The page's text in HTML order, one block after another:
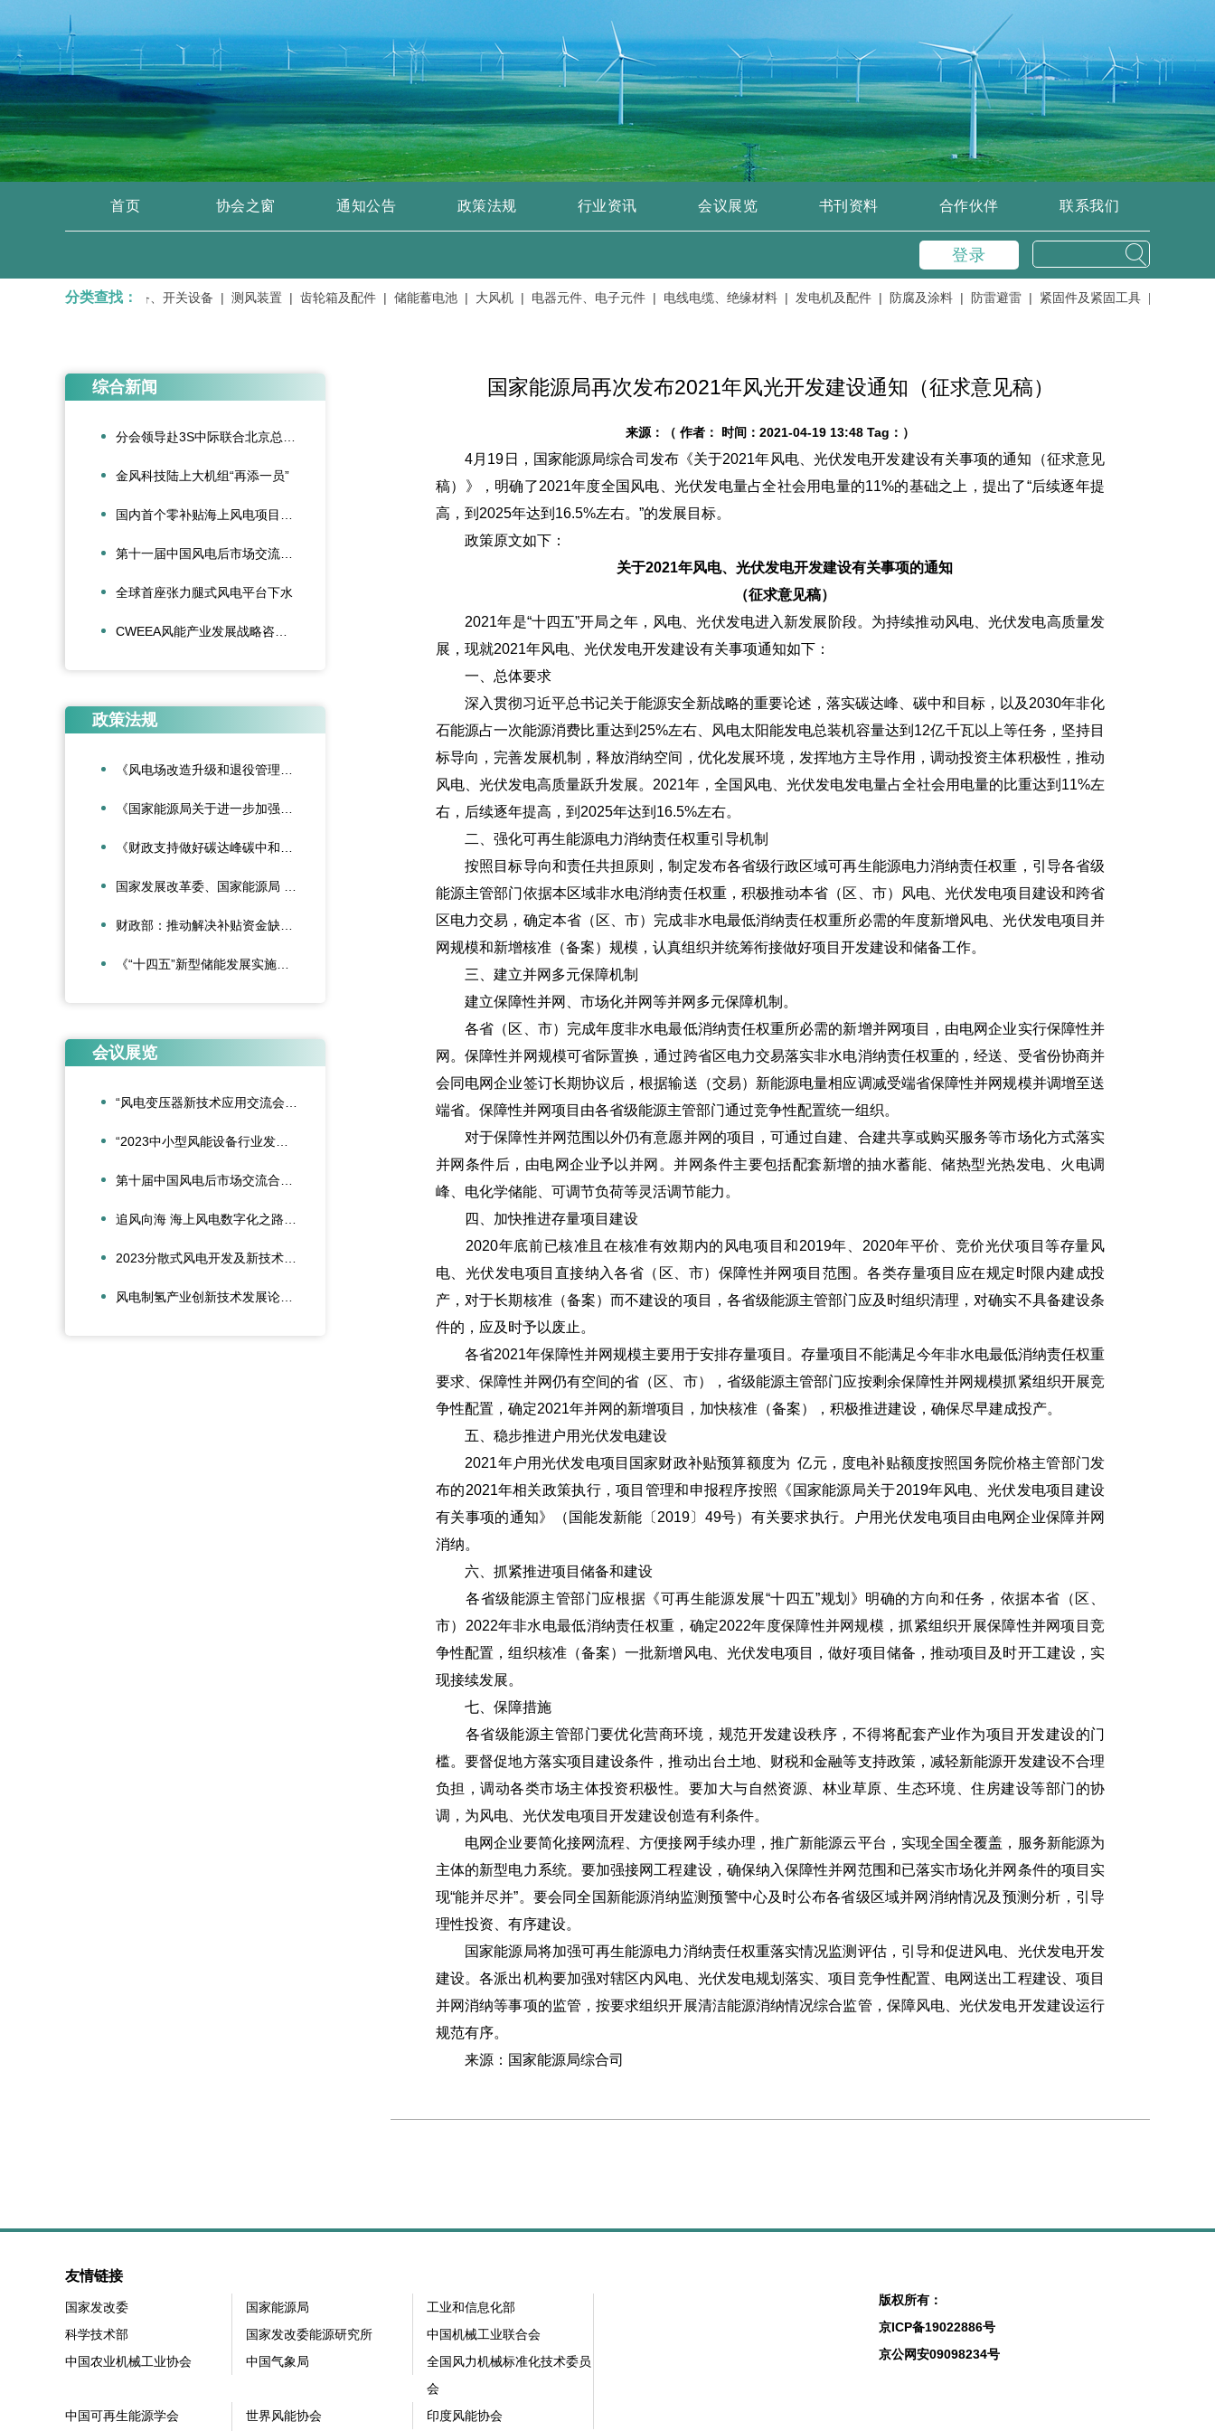
首页 协会之窗 通知公告 政策法规 行业资讯 会议展览 书刊资料 合作伙伴 联系我们
登录
分类查找：
变压器、输变电设备、开关设备 | 测风装置 | 齿轮箱及配件 | 储能蓄电池 | 大风机 | 电器元件、电子元件 | 电线电缆、绝缘材料 | 发电机及配件 | 防腐及涂料 | 防雷避雷 | 紧固件及紧固工具 | 控制、变流
综合新闻
金风科技陆上大机组“再添一员”
全球首座张力腿式风电平台下水
政策法规
会议展览
国家能源局再次发布2021年风光开发建设通知（征求意见稿）
来源： （ 作者： 时间： 2021-04-19 13:48 Tag： ）
4月19日，国家能源局综合司发布《关于2021年风电、光伏发电开发建设有关事项的通知（征求意见
稿）》，明确了2021年度全国风电、光伏发电量占全社会用电量的11%的基础之上，提出了“后续逐年提
高，到2025年达到16.5%左右。”的发展目标。
政策原文如下：
关于2021年风电、光伏发电开发建设有关事项的通知
（征求意见稿）
2021年是“十四五”开局之年，风电、光伏发电进入新发展阶段。为持续推动风电、光伏发电高质量发
展，现就2021年风电、光伏发电开发建设有关事项通知如下：
一、总体要求
深入贯彻习近平总书记关于能源安全新战略的重要论述，落实碳达峰、碳中和目标，以及2030年非化
石能源占一次能源消费比重达到25%左右、风电太阳能发电总装机容量达到12亿千瓦以上等任务，坚持目
标导向，完善发展机制，释放消纳空间，优化发展环境，发挥地方主导作用，调动投资主体积极性，推动
风电、光伏发电高质量跃升发展。2021年，全国风电、光伏发电发电量占全社会用电量的比重达到11%左
右，后续逐年提高，到2025年达到16.5%左右。
二、强化可再生能源电力消纳责任权重引导机制
按照目标导向和责任共担原则，制定发布各省级行政区域可再生能源电力消纳责任权重，引导各省级
能源主管部门依据本区域非水电消纳责任权重，积极推动本省（区、市）风电、光伏发电项目建设和跨省
区电力交易，确定本省（区、市）完成非水电最低消纳责任权重所必需的年度新增风电、光伏发电项目并
网规模和新增核准（备案）规模，认真组织并统筹衔接做好项目开发建设和储备工作。
三、建立并网多元保障机制
建立保障性并网、市场化并网等并网多元保障机制。
各省（区、市）完成年度非水电最低消纳责任权重所必需的新增并网项目，由电网企业实行保障性并
网。保障性并网规模可省际置换，通过跨省区电力交易落实非水电消纳责任权重的，经送、受省份协商并
会同电网企业签订长期协议后，根据输送（交易）新能源电量相应调减受端省保障性并网规模并调增至送
端省。保障性并网项目由各省级能源主管部门通过竞争性配置统一组织。
对于保障性并网范围以外仍有意愿并网的项目，可通过自建、合建共享或购买服务等市场化方式落实
并网条件后，由电网企业予以并网。并网条件主要包括配套新增的抽水蓄能、储热型光热发电、火电调
峰、电化学储能、可调节负荷等灵活调节能力。
四、加快推进存量项目建设
2020年底前已核准且在核准有效期内的风电项目和2019年、2020年平价、竞价光伏项目等存量风
电、光伏发电项目直接纳入各省（区、市）保障性并网项目范围。各类存量项目应在规定时限内建成投
产，对于长期核准（备案）而不建设的项目，各省级能源主管部门应及时组织清理，对确实不具备建设条
件的，应及时予以废止。
各省2021年保障性并网规模主要用于安排存量项目。存量项目不能满足今年非水电最低消纳责任权重
要求、保障性并网仍有空间的省（区、市），省级能源主管部门应按剩余保障性并网规模抓紧组织开展竞
争性配置，确定2021年并网的新增项目，加快核准（备案），积极推进建设，确保尽早建成投产。
五、稳步推进户用光伏发电建设
2021年户用光伏发电项目国家财政补贴预算额度为 亿元，度电补贴额度按照国务院价格主管部门发
布的2021年相关政策执行，项目管理和申报程序按照《国家能源局关于2019年风电、光伏发电项目建设
有关事项的通知》（国能发新能〔2019〕49号）有关要求执行。户用光伏发电项目由电网企业保障并网
消纳。
六、抓紧推进项目储备和建设
各省级能源主管部门应根据《可再生能源发展“十四五”规划》明确的方向和任务，依据本省（区、
市）2022年非水电最低消纳责任权重，确定2022年度保障性并网规模，抓紧组织开展保障性并网项目竞
争性配置，组织核准（备案）一批新增风电、光伏发电项目，做好项目储备，推动项目及时开工建设，实
现接续发展。
七、保障措施
各省级能源主管部门要优化营商环境，规范开发建设秩序，不得将配套产业作为项目开发建设的门
槛。要督促地方落实项目建设条件，推动出台土地、财税和金融等支持政策，减轻新能源开发建设不合理
负担，调动各类市场主体投资积极性。要加大与自然资源、林业草原、生态环境、住房建设等部门的协
调，为风电、光伏发电项目开发建设创造有利条件。
电网企业要简化接网流程、方便接网手续办理，推广新能源云平台，实现全国全覆盖，服务新能源为
主体的新型电力系统。要加强接网工程建设，确保纳入保障性并网范围和已落实市场化并网条件的项目实
现“能并尽并”。要会同全国新能源消纳监测预警中心及时公布各省级区域并网消纳情况及预测分析，引导
理性投资、有序建设。
国家能源局将加强可再生能源电力消纳责任权重落实情况监测评估，引导和促进风电、光伏发电开发
建设。各派出机构要加强对辖区内风电、光伏发电规划落实、项目竞争性配置、电网送出工程建设、项目
并网消纳等事项的监管，按要求组织开展清洁能源消纳情况综合监管，保障风电、光伏发电开发建设运行
规范有序。
来源：国家能源局综合司
友情链接
国家发改委 国家能源局
工业和信息化部
科学技术部
国家发改委能源研究所
中国机械工业联合会
中国农业机械工业协会
中国气象局
全国风力机械标准化技术委员
会
中国可再生能源学会
世界风能协会 印度风能协会
版权所有：
京ICP备19022886号
京公网安09098234号